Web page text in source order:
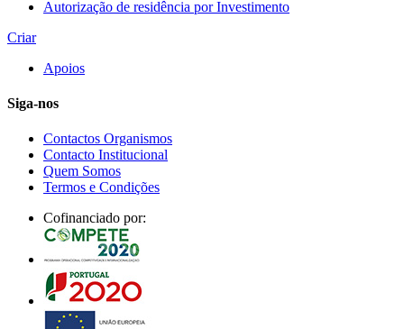
Autorização de residência por Investimento
Criar
Apoios
Siga-nos
Contactos Organismos
Contacto Institucional
Quem Somos
Termos e Condições
Cofinanciado por: